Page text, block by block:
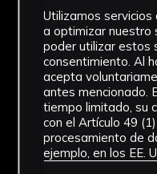
Utilizamos
a optimizar nuestro
poder utilizar estos
consentimiento. Al
acepta
antes mencionado.
tiempo limitado, su
con el Artículo 49
procesamiento de
ejemplo, en los EE.